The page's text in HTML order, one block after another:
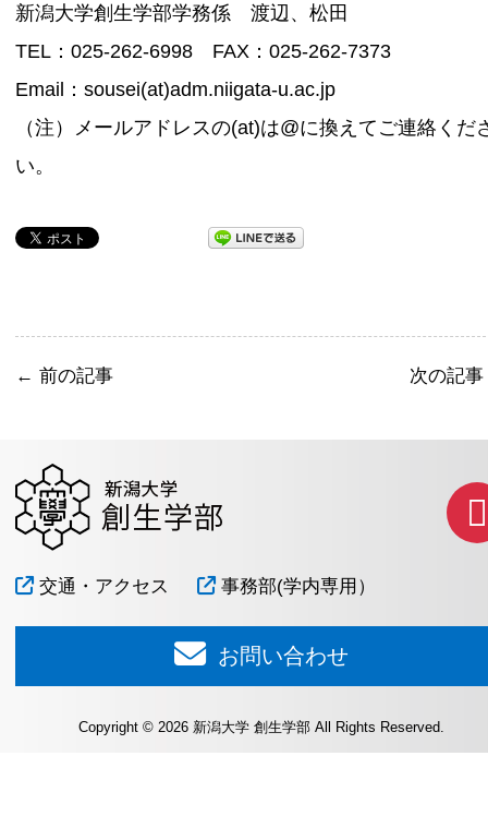
新潟大学創生学部学務係 渡辺、松田
TEL：025-262-6998 FAX：025-262-7373
Email：sousei(at)adm.niigata-u.ac.jp
（注）メールアドレスの(at)は@に換えてご連絡くだ
い。
← 前の記事 次の記事
交通・アクセス 事務部(学内専用）
お問い合わせ
Copyright © 2026 新潟大学 創生学部 All Rights Reserved.